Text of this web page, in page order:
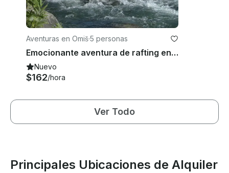
Aventuras en Omiš·5 personas
Emocionante aventura de rafting en aguas bravas en Omiš, Croacia
Nuevo
$162/hora
Ver Todo
Principales Ubicaciones de Alquiler